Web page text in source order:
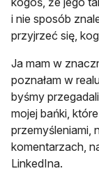
i nie sposób
przyjrzeć się,
Ja mam w
poznałam w
byśmy
mojej bańki,
przemyśleniami,
komentarzach,
LinkedIna.